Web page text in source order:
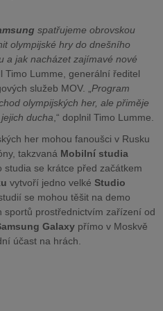
spatřujeme obrovskou
olympijské hry do dnešního
a jak nacházet zajímavé nové
Timo Lumme, generální ředitel
služeb MOV. „ Program
olympijských her, ale přiměje
ducha ,“ doplnil Timo Lumme.
her mohou fanoušci v Rusku
takzvaná Mobilní studia
studia se krátce před začátkem
vytvoří jedno velké Studio
se mohou těšit na demo
sportů prostřednictvím zařízení od
Galaxy přímo v Moskvě
účast na hrách.